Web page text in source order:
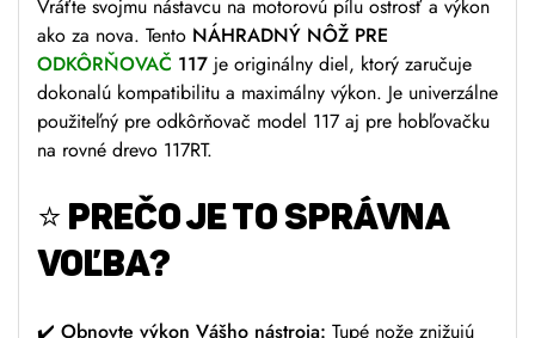
Vráťte svojmu nástavcu na motorovú pílu ostrosť a výkon
ako za nova. Tento NÁHRADNÝ NÔŽ PRE
ODKÔRŇOVAČ 117 je originálny diel, ktorý zaručuje
dokonalú kompatibilitu a maximálny výkon. Je univerzálne
použiteľný pre odkôrňovač model 117 aj pre hobľovačku
na rovné drevo 117RT.
⭐PREČO JE TO SPRÁVNA
VOĽBA?
✔️ Obnovte výkon Vášho nástroja: Tupé nože znižujú